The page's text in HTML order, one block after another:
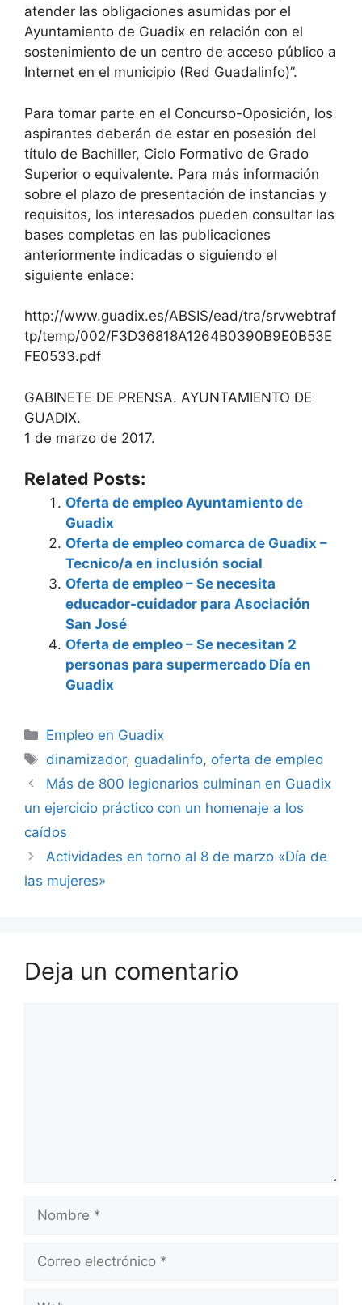
atender las obligaciones asumidas por el
Ayuntamiento de Guadix en relación con el
sostenimiento de un centro de acceso público a
Internet en el municipio (Red Guadalinfo)”.
Para tomar parte en el Concurso-Oposición, los
aspirantes deberán de estar en posesión del
título de Bachiller, Ciclo Formativo de Grado
Superior o equivalente. Para más información
sobre el plazo de presentación de instancias y
requisitos, los interesados pueden consultar las
bases completas en las publicaciones
anteriormente indicadas o siguiendo el
siguiente enlace:
http://www.guadix.es/ABSIS/ead/tra/srvwebtraf
tp/temp/002/F3D36818A1264B0390B9E0B53E
FE0533.pdf
GABINETE DE PRENSA. AYUNTAMIENTO DE
GUADIX.
1 de marzo de 2017.
Related Posts:
Oferta de empleo Ayuntamiento de
Guadix
Oferta de empleo comarca de Guadix –
Tecnico/a en inclusión social
Oferta de empleo – Se necesita
educador-cuidador para Asociación
San José
Oferta de empleo – Se necesitan 2
personas para supermercado Día en
Guadix
Categorías
Empleo en Guadix
Etiquetas
dinamizador, guadalinfo, oferta de empleo
Más de 800 legionarios culminan en Guadix
un ejercicio práctico con un homenaje a los
caídos
Actividades en torno al 8 de marzo «Día de
las mujeres»
Deja un comentario
Nombre
Correo
Web